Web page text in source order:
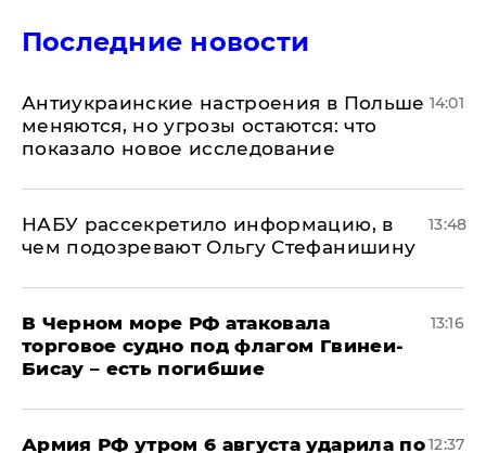
Последние новости
Антиукраинские настроения в Польше
меняются, но угрозы остаются: что
показало новое исследование
14:01
НАБУ рассекретило информацию, в
чем подозревают Ольгу Стефанишину
13:48
В Черном море РФ атаковала
торговое судно под флагом Гвинеи-
Бисау – есть погибшие
13:16
Армия РФ утром 6 августа ударила по12:37